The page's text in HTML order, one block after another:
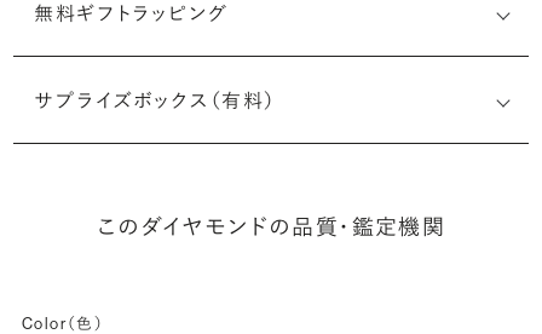
無料ギフトラッピング
サプライズボックス（有料）
このダイヤモンドの品質・鑑定機関
Color（色）